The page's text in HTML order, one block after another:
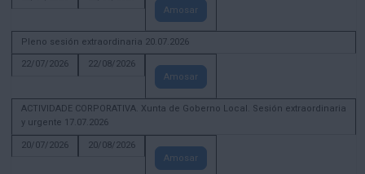
Amosar
Pleno sesión extraordinaria 20.07.2026
22/07/2026
22/08/2026
Amosar
ACTIVIDADE CORPORATIVA. Xunta de Goberno Local. Sesión extraordinaria
y urgente 17.07.2026
20/07/2026
20/08/2026
Amosar